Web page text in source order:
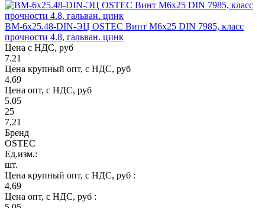
ВМ-6х25.48-DIN-ЭЦ OSTEC Винт М6х25 DIN 7985, класс
прочности 4.8, гальван. цинк
Цена с НДС, руб
7.21
Цена крупный опт, с НДС, руб
4.69
Цена опт, с НДС, руб
5.05
25
7,21
Бренд
OSTEC
Ед.изм.:
шт.
Цена крупный опт, с НДС, руб :
4,69
Цена опт, с НДС, руб :